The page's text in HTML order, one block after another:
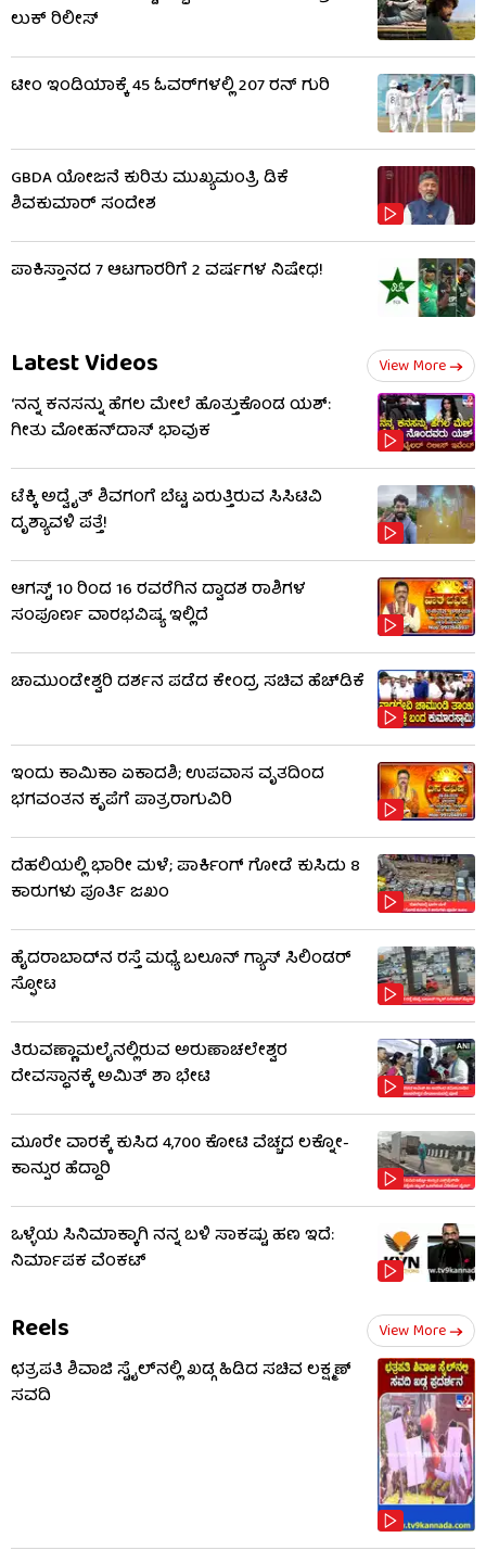
ಲುಕ್ ರಿಲೀಸ್
ಟೀಂ ಇಂಡಿಯಾಕ್ಕೆ 45 ಓವರ್‌ಗಳಲ್ಲಿ 207 ರನ್ ಗುರಿ
GBDA ಯೋಜನೆ ಕುರಿತು ಮುಖ್ಯಮಂತ್ರಿ ಡಿಕೆ
ಶಿವಕುಮಾರ್ ಸಂದೇಶ
ಪಾಕಿಸ್ತಾನದ 7 ಆಟಗಾರರಿಗೆ 2 ವರ್ಷಗಳ ನಿಷೇಧ!
Latest Videos View More
‘ನನ್ನ ಕನಸನ್ನು ಹೆಗಲ ಮೇಲೆ ಹೊತ್ತುಕೊಂಡ ಯಶ್:
ಗೀತು ಮೋಹನ್​​ದಾಸ್ ಭಾವುಕ
ಟೆಕ್ಕಿ ಅದ್ವೈತ್ ಶಿವಗಂಗೆ ಬೆಟ್ಟ ಏರುತ್ತಿರುವ ಸಿಸಿಟಿವಿ
ದೃಶ್ಯಾವಳಿ ಪತ್ತೆ!
ಆಗಸ್ಟ್ 10 ರಿಂದ 16 ರವರೆಗಿನ ದ್ವಾದಶ ರಾಶಿಗಳ
ಸಂಪೂರ್ಣ ವಾರಭವಿಷ್ಯ ಇಲ್ಲಿದೆ
ಚಾಮುಂಡೇಶ್ವರಿ ದರ್ಶನ ಪಡೆದ ಕೇಂದ್ರ ಸಚಿವ ಹೆಚ್​​ಡಿಕೆ
ಇಂದು ಕಾಮಿಕಾ ಏಕಾದಶಿ; ಉಪವಾಸ ವೃತದಿಂದ
ಭಗವಂತನ ಕೃಪೆಗೆ ಪಾತ್ರರಾಗುವಿರಿ
ದೆಹಲಿಯಲ್ಲಿ ಭಾರೀ ಮಳೆ; ಪಾರ್ಕಿಂಗ್ ಗೋಡೆ ಕುಸಿದು 8
ಕಾರುಗಳು ಪೂರ್ತಿ ಜಖಂ
ಹೈದರಾಬಾದ್​ನ ರಸ್ತೆ ಮಧ್ಯೆ ಬಲೂನ್ ಗ್ಯಾಸ್ ಸಿಲಿಂಡರ್
ಸ್ಫೋಟ
ತಿರುವಣ್ಣಾಮಲೈನಲ್ಲಿರುವ ಅರುಣಾಚಲೇಶ್ವರ
ದೇವಸ್ಥಾನಕ್ಕೆ ಅಮಿತ್ ಶಾ ಭೇಟಿ
ಮೂರೇ ವಾರಕ್ಕೆ ಕುಸಿದ 4,700 ಕೋಟಿ ವೆಚ್ಚದ ಲಕ್ನೋ-
ಕಾನ್ಪುರ ಹೆದ್ದಾರಿ
ಒಳ್ಳೆಯ ಸಿನಿಮಾಕ್ಕಾಗಿ ನನ್ನ ಬಳಿ ಸಾಕಷ್ಟು ಹಣ ಇದೆ:
ನಿರ್ಮಾಪಕ ವೆಂಕಟ್
Reels View More
ಛತ್ರಪತಿ ಶಿವಾಜಿ ಸ್ಟೈಲ್​ನಲ್ಲಿ ಖಡ್ಗ ಹಿಡಿದ ಸಚಿವ ಲಕ್ಷ್ಮಣ್
ಸವದಿ